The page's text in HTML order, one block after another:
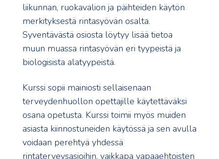
liikunnan, ruokavalion ja päihteiden käytön
merkityksestä rintasyövän osalta.
Syventävästä osiosta löytyy lisää tietoa
muun muassa rintasyövän eri tyypeistä ja
biologisista alatyypeistä.
Kurssi sopii mainiosti sellaisenaan
terveydenhuollon opettajille käytettäväksi
osana opetusta. Kurssi toimii myös muiden
asiasta kiinnostuneiden käytössä ja sen avulla
voidaan perehtyä yhdessä
rintaterveysasioihin, vaikkapa vapaaehtoisten